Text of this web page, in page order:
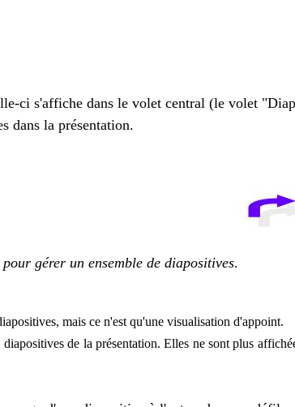
ci s'affiche dans le volet central (le volet
dans la présentation.
pour gérer un ensemble de diapositives.
mais ce n'est qu'une visualisation d'appoint.
de la présentation. Elles ne sont plus